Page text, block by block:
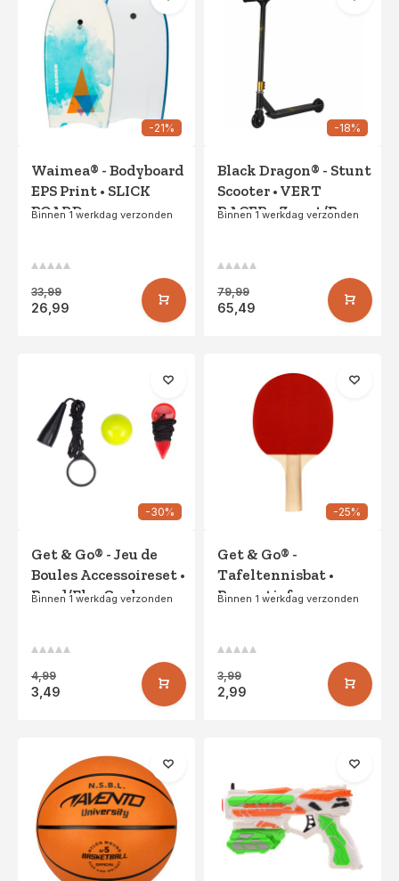
-21%
Waimea® - Bodyboard
EPS Print • SLICK
BOARD •
Binnen 1 werkdag verzonden
33,99
26,99
-18%
Black Dragon® - Stunt
Scooter • VERT
RACER • Zwart/Brons
Binnen 1 werkdag verzonden
79,99
65,49
-30%
Get & Go® - Jeu de
Boules Accessoireset •
Rood/FluoGeel
Binnen 1 werkdag verzonden
4,99
3,49
-25%
Get & Go® -
Tafeltennisbat •
Recreatief •
Binnen 1 werkdag verzonden
3,99
2,99